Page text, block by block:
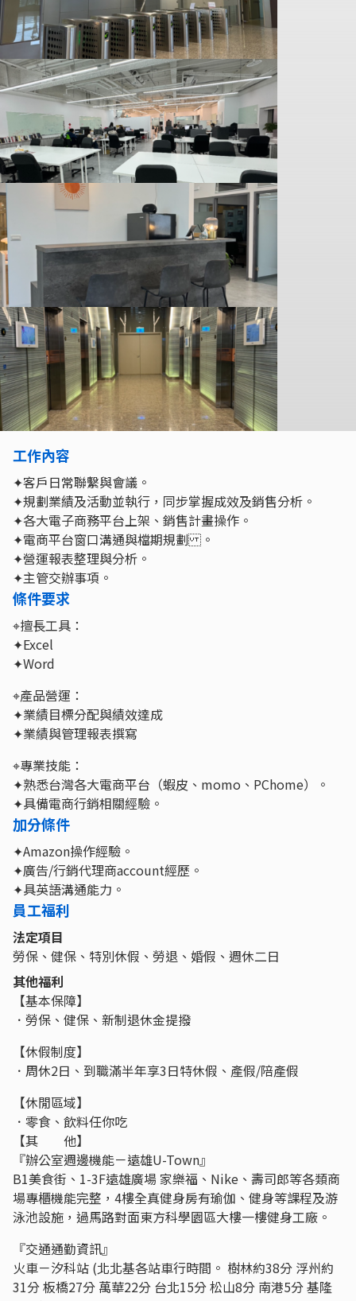
工作內容
✦客戶日常聯繫與會議。
✦規劃業績及活動並執行，同步掌握成效及銷售分析。
✦各大電子商務平台上架、銷售計畫操作。
✦電商平台窗口溝通與檔期規劃 。
✦營運報表整理與分析。
✦主管交辦事項。
條件要求
⌖擅長工具：
✦Excel
✦Word
⌖產品營運：
✦業績目標分配與績效達成
✦業績與管理報表撰寫
⌖專業技能：
✦熟悉台灣各大電商平台（蝦皮、momo、PChome）。
✦具備電商行銷相關經驗。
加分條件
✦Amazon操作經驗。
✦廣告/行銷代理商account經歷。
✦具英語溝通能力。
員工福利
法定項目
勞保、健保、特別休假、勞退、婚假、週休二日
其他福利
【基本保障】
．勞保、健保、新制退休金提撥
【休假制度】
．周休2日、到職滿半年享3日特休假、產假/陪產假
【休閒區域】
．零食、飲料任你吃
【其 他】
『辦公室週邊機能－遠雄U-Town』
B1美食街、1-3F遠雄廣場 家樂福、Nike、壽司郎等各類商
場專櫃機能完整，4樓全真健身房有瑜伽、健身等課程及游
泳池設施，過馬路對面東方科學園區大樓一樓健身工廠。
『交通通勤資訊』
火車－汐科站 (北北基各站車行時間。 樹林約38分 浮州約
31分 板橋27分 萬華22分 台北15分 松山8分 南港5分 基隆